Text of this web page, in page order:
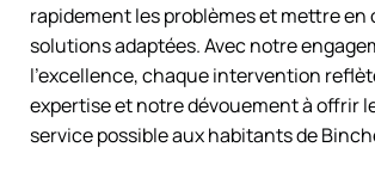
rapidement les problèmes et mettre
solutions adaptées. Avec notre
l’excellence, chaque intervention
expertise et notre dévouement à offrir
service possible aux habitants de